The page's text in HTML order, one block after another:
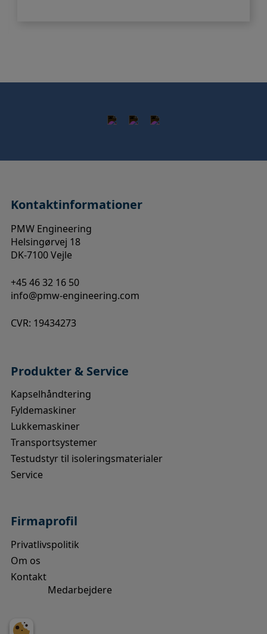
Kontaktinformationer
PMW Engineering
Helsingørvej 18
DK-7100 Vejle
+45 46 32 16 50
info@pmw-engineering.com
CVR: 19434273
Produkter & Service
Kapselhåndtering
Fyldemaskiner
Lukkemaskiner
Transportsystemer
Testudstyr til isoleringsmaterialer
Service
Firmaprofil
Privatlivspolitik
Om os
Kontakt
Medarbejdere